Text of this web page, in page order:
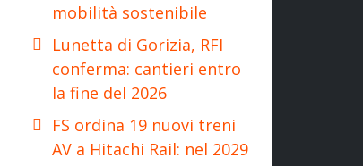
mobilità sostenibile
Lunetta di Gorizia, RFI
conferma: cantieri entro
la fine del 2026
FS ordina 19 nuovi treni
AV a Hitachi Rail: nel 2029